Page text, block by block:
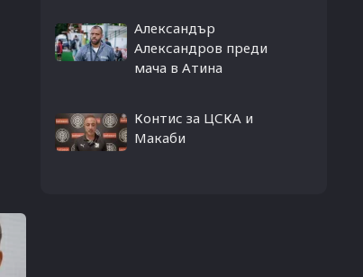
Александър
Александров преди
мача в Атина
Контис за ЦСКА и
Макаби